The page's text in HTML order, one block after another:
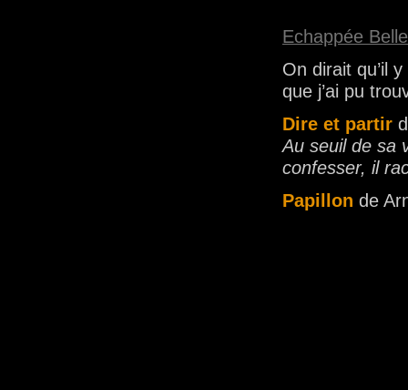
Echappée Belle
On dirait qu’il
que j’ai pu
Dire et partir
Au seuil de sa
confesser, il
Papillon de